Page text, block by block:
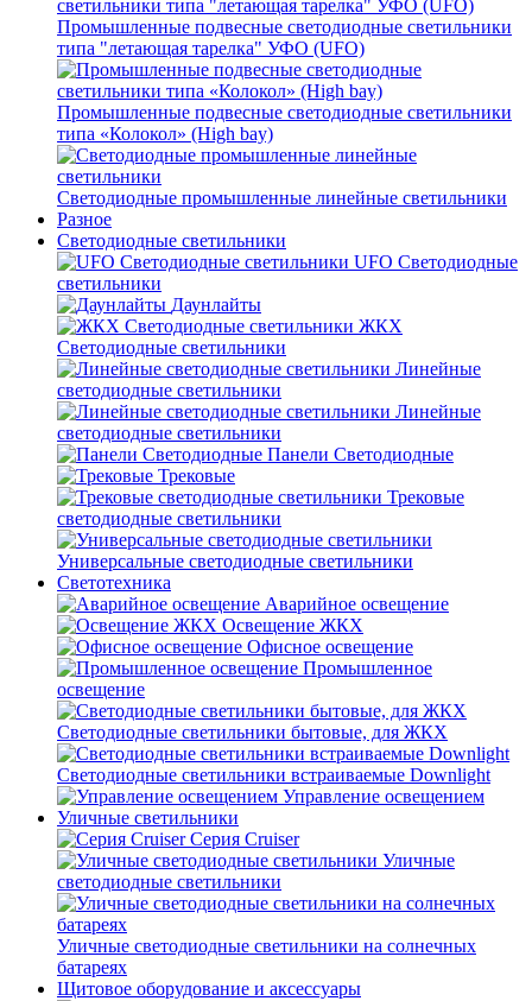
Промышленные подвесные cветодиодные светильники
типа "летающая тарелка" УФО (UFO)
Промышленные подвесные cветодиодные светильники
типа «Колокол» (High bay)
Светодиодные промышленные линейные светильники
Разное
Светодиодные светильники
UFO Светодиодные
светильники
Даунлайты
ЖКХ
Светодиодные светильники
Линейные
светодиодные светильники
Линейные
светодиодные светильники
Панели Светодиодные
Трековые
Трековые
светодиодные светильники
Универсальные светодиодные светильники
Светотехника
Аварийное освещение
Освещение ЖКХ
Офисное освещение
Промышленное
освещение
Светодиодные светильники бытовые, для ЖКХ
Светодиодные светильники встраиваемые Downlight
Управление освещением
Уличные светильники
Серия Cruiser
Уличные
светодиодные светильники
Уличные светодиодные светильники на солнечных
батареях
Щитовое оборудование и аксессуары